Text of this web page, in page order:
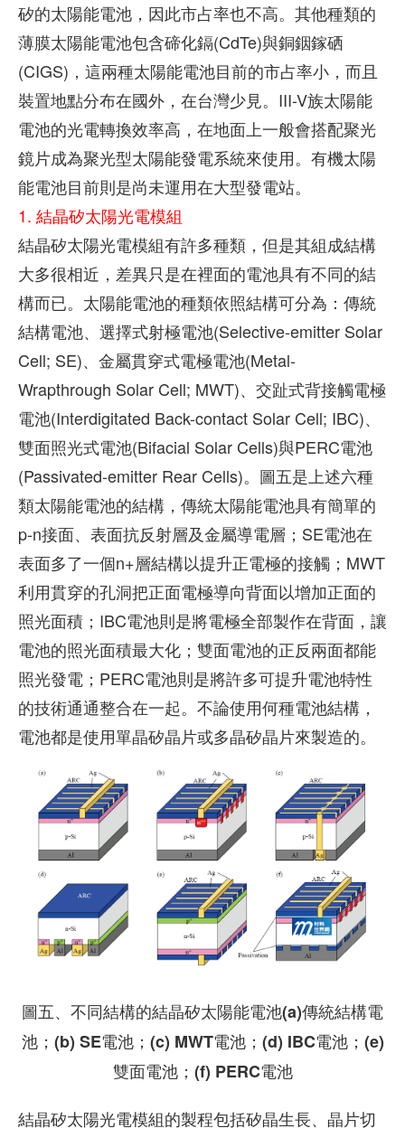
矽的太陽能電池，因此市占率也不高。其他種類的
薄膜太陽能電池包含碲化鎘(CdTe)與銅銦鎵硒
(CIGS)，這兩種太陽能電池目前的市占率小，而且
裝置地點分布在國外，在台灣少見。III-V族太陽能
電池的光電轉換效率高，在地面上一般會搭配聚光
鏡片成為聚光型太陽能發電系統來使用。有機太陽
能電池目前則是尚未運用在大型發電站。
1. 結晶矽太陽光電模組
結晶矽太陽光電模組有許多種類，但是其組成結構
大多很相近，差異只是在裡面的電池具有不同的結
構而已。太陽能電池的種類依照結構可分為：傳統
結構電池、選擇式射極電池(Selective-emitter Solar
Cell; SE)、金屬貫穿式電極電池(Metal-
Wrapthrough Solar Cell; MWT)、交趾式背接觸電極
電池(Interdigitated Back-contact Solar Cell; IBC)、
雙面照光式電池(Bifacial Solar Cells)與PERC電池
(Passivated-emitter Rear Cells)。圖五是上述六種
類太陽能電池的結構，傳統太陽能電池具有簡單的
p-n接面、表面抗反射層及金屬導電層；SE電池在
表面多了一個n+層結構以提升正電極的接觸；MWT
利用貫穿的孔洞把正面電極導向背面以增加正面的
照光面積；IBC電池則是將電極全部製作在背面，讓
電池的照光面積最大化；雙面電池的正反兩面都能
照光發電；PERC電池則是將許多可提升電池特性
的技術通通整合在一起。不論使用何種電池結構，
電池都是使用單晶矽晶片或多晶矽晶片來製造的。
圖五、不同結構的結晶矽太陽能電池(a)傳統結構電
池；(b) SE電池；(c) MWT電池；(d) IBC電池；(e)
雙面電池；(f) PERC電池
結晶矽太陽光電模組的製程包括矽晶生長、晶片切